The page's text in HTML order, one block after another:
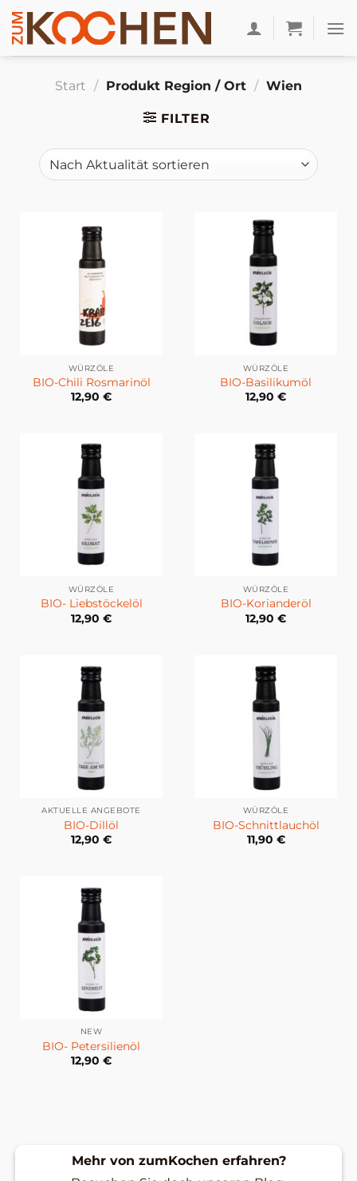
Zum
Inhalt
springen
Start / Produkt Region / Ort / Wien
FILTER
WÜRZÖLE
BIO-Chili Rosmarinöl
12,90 €
WÜRZÖLE
BIO-Basilikumöl
12,90 €
WÜRZÖLE
BIO- Liebstöckelöl
12,90 €
WÜRZÖLE
BIO-Korianderöl
12,90 €
AKTUELLE ANGEBOTE
BIO-Dillöl
12,90 €
WÜRZÖLE
BIO-Schnittlauchöl
11,90 €
NEW
BIO- Petersilienöl
12,90 €
Mehr von zumKochen erfahren?